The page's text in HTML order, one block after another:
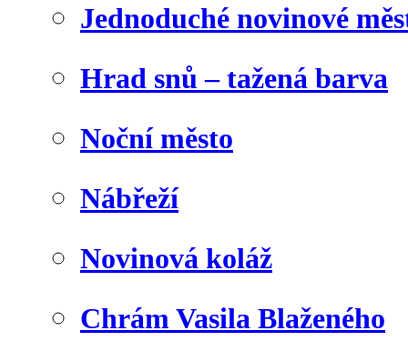
Jednoduché novinové
Hrad snů – tažená barva
Noční město
Nábřeží
Novinová koláž
Chrám Vasila Blaženého